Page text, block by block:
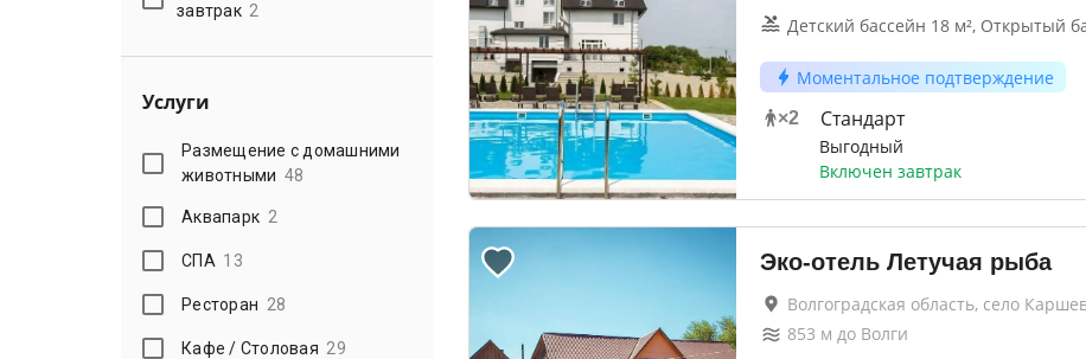
завтрак 2
Услуги
Размещение с домашними
животными 48
Аквапарк 2
СПА 13
Ресторан 28
Кафе / Столовая 29
Детский бассейн 18 м², Открытый
Моментальное подтверждение
×2 Стандарт
Выгодный
Включен завтрак
Эко-отель Летучая рыба
Волгоградская область, село
853 м до Волги